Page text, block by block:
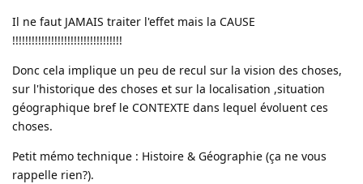
Il ne faut JAMAIS traiter l'effet mais la CAUSE
!!!!!!!!!!!!!!!!!!!!!!!!!!!!!!!!!!
Donc cela implique un peu de recul sur la vision des choses,
sur l'historique des choses et sur la localisation ,situation
géographique bref le CONTEXTE dans lequel évoluent ces
choses.
Petit mémo technique : Histoire & Géographie (ça ne vous
rappelle rien?).